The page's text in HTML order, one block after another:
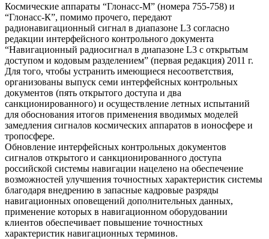
Космические аппараты “Глонасс-М” (номера 755-758) и
“Глонасс-К”, помимо прочего, передают
радионавигационный сигнал в диапазоне L3 согласно
редакции интерфейсного контрольного документа
“Навигационный радиосигнал в диапазоне L3 с открытым
доступом и кодовым разделением” (первая редакция) 2011 г.
Для того, чтобы устранить имеющиеся несоответствия,
организованы выпуск семи интерфейсных контрольных
документов (пять открытого доступа и два
санкционированного) и осуществление летных испытаний
для обоснования итогов применения вводимых моделей
замедления сигналов космических аппаратов в ионосфере и
тропосфере.
Обновление интерфейсных контрольных документов
сигналов открытого и санкционированного доступа
российской системы навигации нацелено на обеспечение
возможностей улучшения точностных характеристик системы
благодаря внедрению в запасные кадровые разряды
навигационных оповещений дополнительных данных,
применение которых в навигационном оборудовании
клиентов обеспечивает повышение точностных
характеристик навигационных терминов.